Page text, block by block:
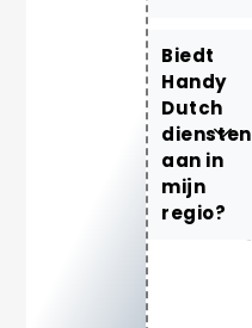
Biedt
Handy
Dutch
diensten
aan in
mijn
regio?